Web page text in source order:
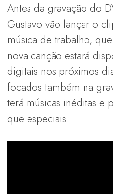
Antes da gravação do
Gustavo vão lançar o
música de trabalho,
nova canção estará
digitais nos próximos
focados também na
terá músicas inéditas e
que especiais.